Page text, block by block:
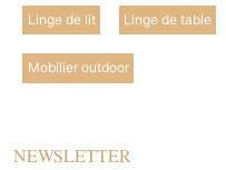
Linge de lit Linge de table
Mobilier outdoor
NEWSLETTER